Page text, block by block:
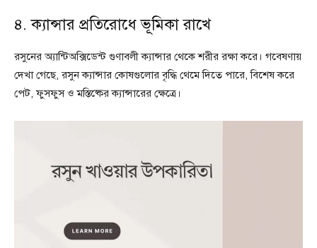
৪. ক্যান্সার প্রতিরোধে ভূমিকা রাখে
রসুনের অ্যান্টিঅক্সিডেন্ট গুণাবলী ক্যান্সার থেকে শরীর রক্ষা করে। গবেষণায়
দেখা গেছে, রসুন ক্যান্সার কোষগুলোর বৃদ্ধি থেমে দিতে পারে, বিশেষ করে
পেট, ফুসফুস ও মস্তিষ্কের ক্যান্সারের ক্ষেত্রে।